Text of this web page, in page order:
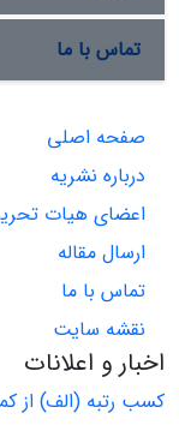
تماس با ما
صفحه اصلی
درباره نشریه
اعضای هیات
ارسال مقاله
تماس با ما
نقشه سایت
اخبار و اعلانات
کسب رتبه (الف) از